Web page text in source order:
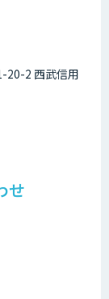
20-2 西武信用
せ